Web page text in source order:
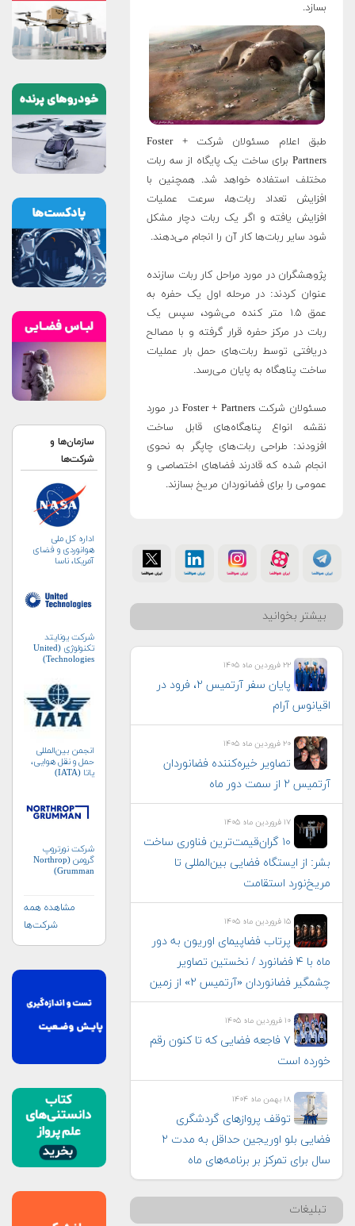
بسازد.
طبق اعلام مسئولان شرکت Foster +
Partners برای ساخت یک پایگاه از سه ربات
مختلف استفاده خواهد شد. همچنین با
افزایش تعداد ربات‌ها، سرعت عملیات
افزایش یافته و اگر یک ربات دچار مشکل
شود سایر ربات‌ها کار آن را انجام می‌دهند.
پژوهشگران در مورد مراحل کار ربات سازنده
عنوان کردند: در مرحله اول یک حفره به
عمق ۱.۵ متر کنده می‌شود، سپس یک
ربات در مرکز حفره قرار گرفته و با مصالح
دریافتی توسط ربات‌های حمل‌ بار عملیات
ساخت پناهگاه به پایان می‌رسد.
مسئولان شرکت Foster + Partners در مورد
نقشه انواع پناهگاه‌های قابل ساخت
افزودند: طراحی ربات‌های چاپگر به نحوی
انجام شده که قادرند فضاهای اختصاصی و
عمومی را برای فضانوردان مریخ بسازند.
بیشتر بخوانید
۲۲ فروردین ماه ۱۴۰۵
پایان سفر آرتمیس ۲، فرود در
اقیانوس آرام
۲۰ فروردین ماه ۱۴۰۵
تصاویر خیره‌کننده فضانوردان
آرتمیس ۲ از سمت دور ماه
۱۷ فروردین ماه ۱۴۰۵
۱۰ گران‌قیمت‌ترین فناوری‌ ساخت
بشر: از ایستگاه فضایی بین‌المللی تا
مریخ‌نورد استقامت
۱۵ فروردین ماه ۱۴۰۵
پرتاب فضاپیمای اوریون به دور
ماه با ۴ فضانورد / نخستین تصاویر
چشمگیر فضانوردان «آرتمیس ۲» از زمین
۱۰ فروردین ماه ۱۴۰۵
۷ فاجعه فضایی که تا کنون رقم
خورده است
۱۸ بهمن ماه ۱۴۰۴
توقف پروازهای گردشگری
فضایی بلو اوریجین حداقل به مدت ۲
سال برای تمرکز بر برنامه‌های ماه
تبلیغات
سازمان‌ها و
شرکت‌ها
اداره کل ملی
هوانوردی و فضای
آمریکا، ناسا
شرکت یونایتد
تکنولوژی (United
Technologies)
انجمن بین‌المللی
حمل و نقل هوایی،
یاتا (IATA)
شرکت نورتروپ
گرومن (Northrop
Grumman)
مشاهده همه
شرکت‌ها